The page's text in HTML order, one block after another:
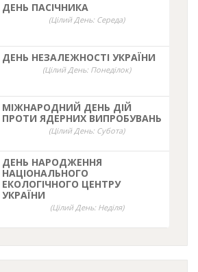
ДЕНЬ ПАСІЧНИКА
(Цілий День: Середа)
ДЕНЬ НЕЗАЛЕЖНОСТІ УКРАЇНИ
(Цілий День: Понеділок)
МІЖНАРОДНИЙ ДЕНЬ ДІЙ
ПРОТИ ЯДЕРНИХ ВИПРОБУВАНЬ
(Цілий День: Субота)
ДЕНЬ НАРОДЖЕННЯ
НАЦІОНАЛЬНОГО
ЕКОЛОГІЧНОГО ЦЕНТРУ
УКРАЇНИ
(Цілий День: Неділя)